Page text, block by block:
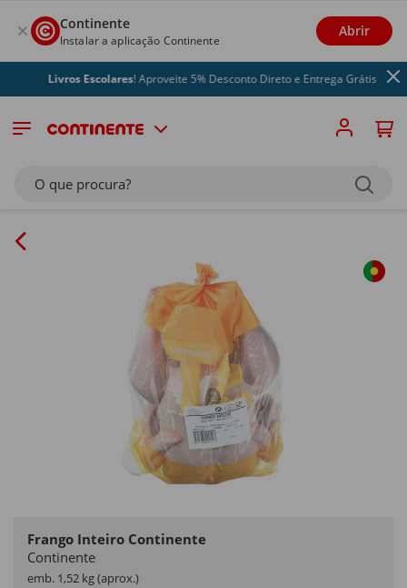
Continente
Instalar a aplicação Continente
Abrir
Livros Escolares! Aproveite 5% Desconto Direto e Entrega Grátis
O que procura?
Frango Inteiro Continente
Continente
emb. 1,52 kg (aprox.)